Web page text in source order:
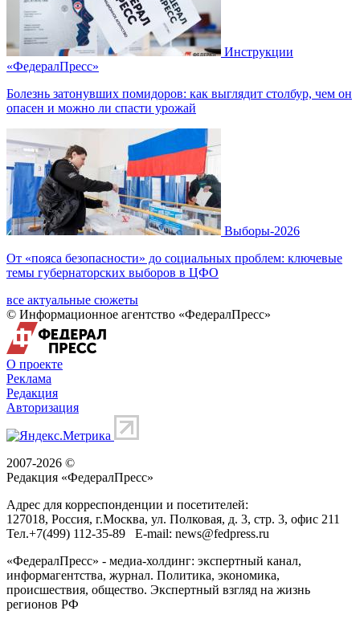
Инструкции
«ФедералПресс»
Болезнь затонувших помидоров: как выглядит столбур, чем он
опасен и можно ли спасти урожай
Выборы-2026
От «пояса безопасности» до социальных проблем: ключевые
темы губернаторских выборов в ЦФО
все актуальные сюжеты
© Информационное агентство «ФедералПресс»
О проекте
Реклама
Редакция
Авторизация
2007-2026 ©
Редакция «ФедералПресс»
Адрес для корреспонденции и посетителей:
127018, Россия, г.Москва, ул. Полковая, д. 3, стр. 3, офис 211
Тел.+7(499) 112-35-89 E-mail: news@fedpress.ru
«ФедералПресс» - медиа-холдинг: экспертный канал,
информагентства, журнал. Политика, экономика,
происшествия, общество. Экспертный взгляд на жизнь
регионов РФ